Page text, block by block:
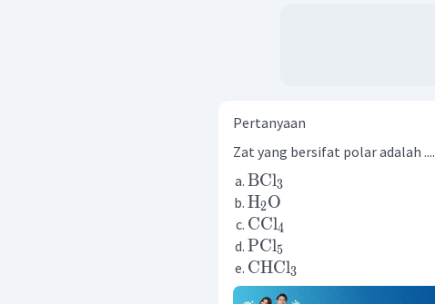
Pertanyaan
Zat yang bersifat polar adalah ....
BCl3
H2O
CCl4
PCl5
CHCl3